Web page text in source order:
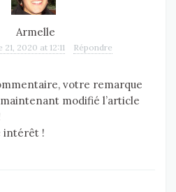
Armelle
2020 at 12:11 Répondre
votre remarque
maintenant modifié l’article
intérêt !